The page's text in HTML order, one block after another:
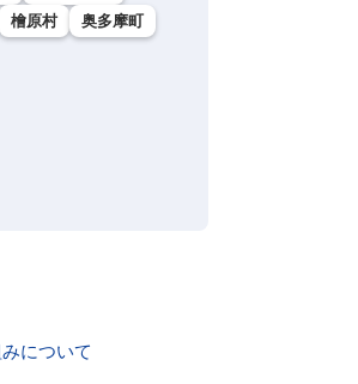
檜原村 奥多摩町
について